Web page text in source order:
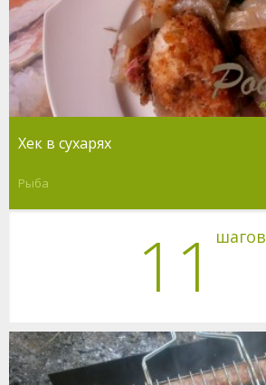
Хек в сухарях
Рыба
11 шагов